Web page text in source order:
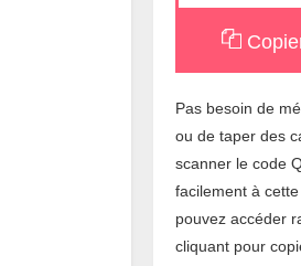
Pas besoin de
ou de taper des
scanner le code
facilement à
pouvez accéder
cliquant pour